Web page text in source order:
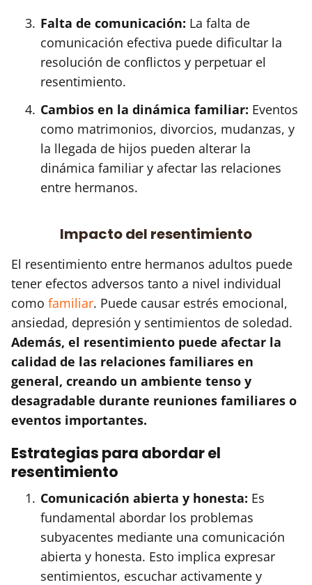
Falta de comunicación: La falta de
comunicación efectiva puede dificultar la
resolución de conflictos y perpetuar el
resentimiento.
Cambios en la dinámica familiar: Eventos
como matrimonios, divorcios, mudanzas, y
la llegada de hijos pueden alterar la
dinámica familiar y afectar las relaciones
entre hermanos.
Impacto del resentimiento
El resentimiento entre hermanos adultos puede
tener efectos adversos tanto a nivel individual
como familiar. Puede causar estrés emocional,
ansiedad, depresión y sentimientos de soledad.
Además, el resentimiento puede afectar la
calidad de las relaciones familiares en
general, creando un ambiente tenso y
desagradable durante reuniones familiares o
eventos importantes.
Estrategias para abordar el
resentimiento
Comunicación abierta y honesta: Es
fundamental abordar los problemas
subyacentes mediante una comunicación
abierta y honesta. Esto implica expresar
sentimientos, escuchar activamente y